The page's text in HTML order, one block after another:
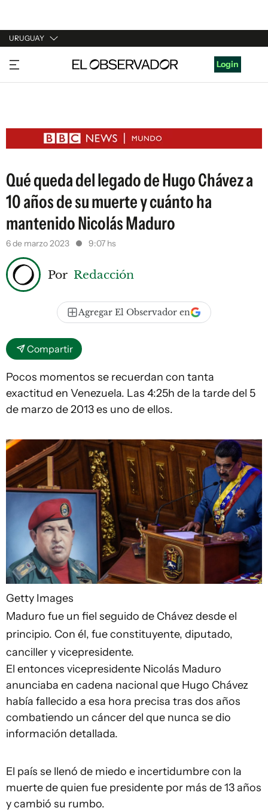
URUGUAY
URUGUAY
ARGENTINA
ESTADOS UNIDOS
Login
Qué queda del legado de Hugo Chávez a
10 años de su muerte y cuánto ha
mantenido Nicolás Maduro
6 de marzo 2023 9:07 hs
Por Redacción
Agregar El Observador en
Compartir
Pocos momentos se recuerdan con tanta
exactitud en Venezuela. Las 4:25h de la tarde del 5
de marzo de 2013 es uno de ellos.
Getty Images
Maduro fue un fiel seguido de Chávez desde el
principio. Con él, fue constituyente, diputado,
canciller y vicepresidente.
El entonces vicepresidente Nicolás Maduro
anunciaba en cadena nacional que Hugo Chávez
había fallecido a esa hora precisa tras dos años
combatiendo un cáncer del que nunca se dio
información detallada.
El país se llenó de miedo e incertidumbre con la
muerte de quien fue presidente por más de 13 años
y cambió su rumbo.